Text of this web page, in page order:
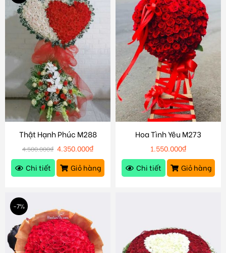
Thật Hạnh Phúc M288
4.500.000₫ 4.350.000₫
Chi tiết
Giỏ hàng
Hoa Tình Yêu M273
1.550.000₫
Chi tiết
Giỏ hàng
-7%